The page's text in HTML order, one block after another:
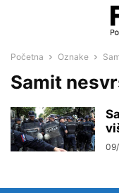
Početna Oznake
Samit